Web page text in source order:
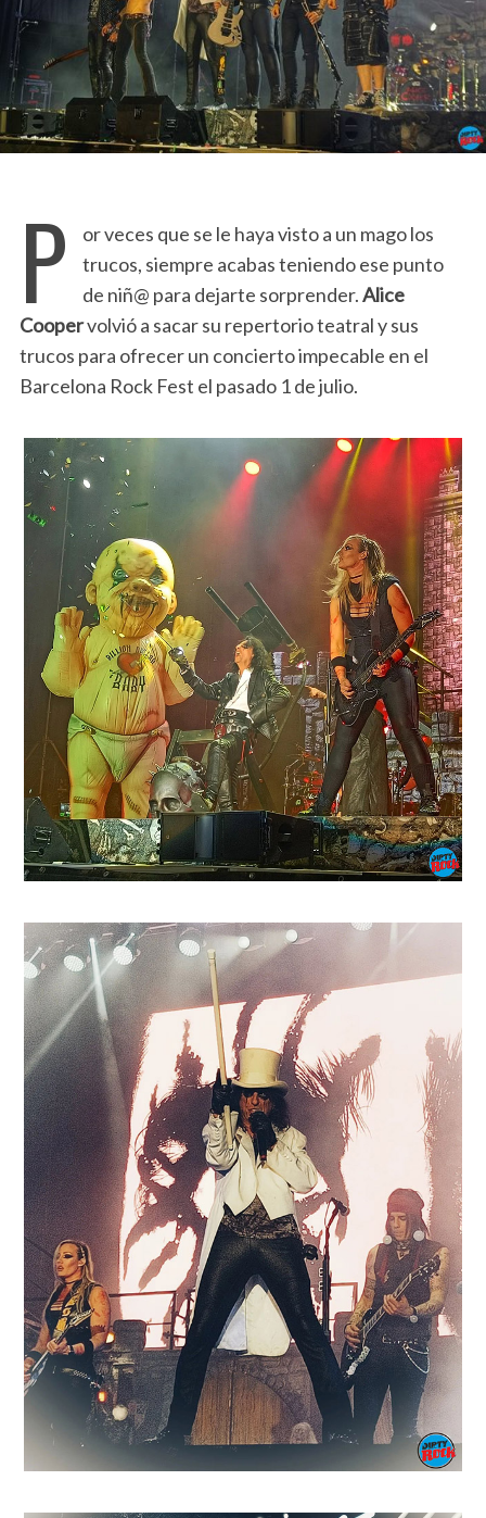
P
or veces que se le haya visto a un mago los
trucos, siempre acabas teniendo ese punto
de niñ@ para dejarte sorprender.Alice
Coopervolvió a sacar su repertorio teatral y sus
trucos para ofrecer un concierto impecable en el
Barcelona Rock Fest el pasado 1 de julio.